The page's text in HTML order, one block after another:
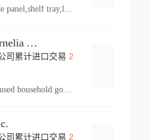
Russell James Cornelia Arlington Va
司累计进口交易 2
personal effect,used household goods
司累计进口交易 2